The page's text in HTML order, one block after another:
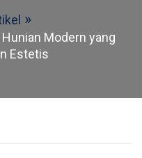
Modern yang
Estetis